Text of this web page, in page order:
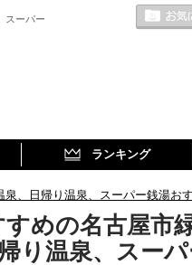
スーパー
ランキング
、日帰り温泉、スーパー銭湯お
めの名古屋市
り温泉、スー